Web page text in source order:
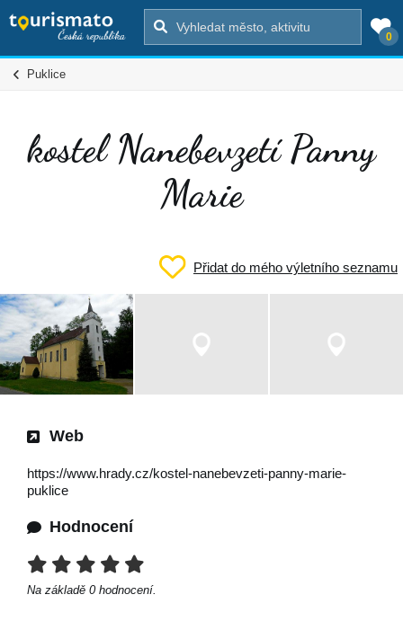
0
Puklice
kostel Nanebevzetí Panny
Marie
Přidat do mého výletního seznamu
Web
https://www.hrady.cz/kostel-nanebevzeti-panny-marie-
puklice
Hodnocení
Na základě 0 hodnocení.